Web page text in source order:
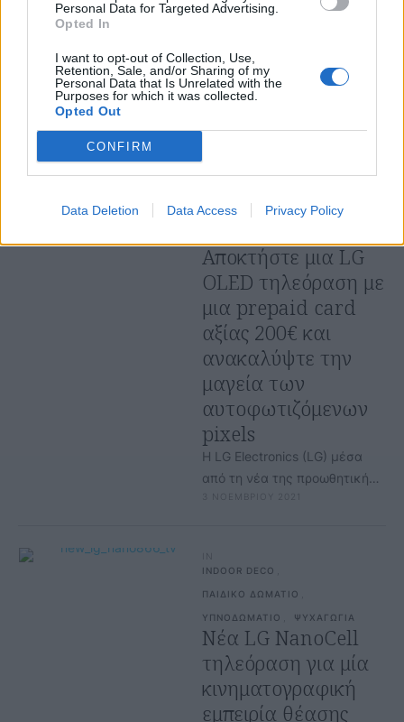
Personal Data for Targeted Advertising.
Opted In
I want to opt-out of Collection, Use,
Retention, Sale, and/or Sharing of my
Personal Data that Is Unrelated with the
Purposes for which it was collected.
Opted Out
CONFIRM
Data Deletion Data Access Privacy Policy
το χρώμα της
χρόνιας!
Η KRAFT Paints, καινοτόμα
παγκόσμιες …
Αποκτήστε μια LG
OLED τηλεόραση με
μια prepaid card
αξίας 200€ και
ανακαλύψτε την
μαγεία των
αυτοφωτιζόμενων
pixels
Η LG Electronics (LG) μέσα
από τη νέα της προωθητική
ενέργεια, δίνει στους
3 ΝΟΕΜΒΡΙΟΥ 2021
IN
INDOOR DECO
ΠΑΙΔΙΚΟ ΔΩΜΑΤΙΟ
ΥΠΝΟΔΩΜΑΤΙΟ ΨΥΧΑΓΩΓΙΑ
Νέα LG NanoCell
τηλεόραση για μία
κινηματογραφική
εμπειρία θέασης